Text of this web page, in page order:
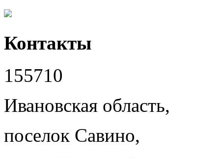
Контакты
155710
Ивановская область,
поселок Савино,